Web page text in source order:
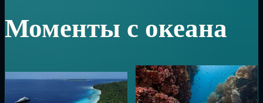
Моменты с океана